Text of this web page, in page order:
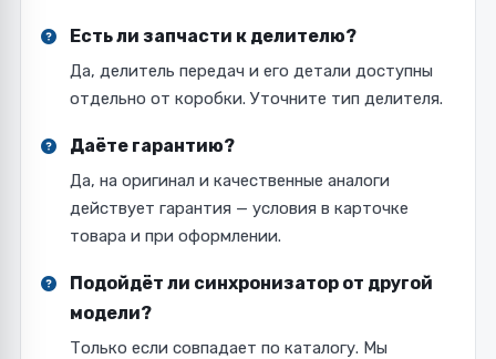
Есть ли запчасти к делителю?
Да, делитель передач и его детали доступны
отдельно от коробки. Уточните тип делителя.
Даёте гарантию?
Да, на оригинал и качественные аналоги
действует гарантия — условия в карточке
товара и при оформлении.
Подойдёт ли синхронизатор от другой
модели?
Только если совпадает по каталогу. Мы